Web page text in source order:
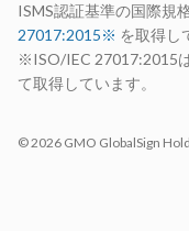
仕様・機能
構成例
99.99%稼働率保証
サポート
お申し込みの流れ
ISMS認証基準の国際規
27017:2015※ を取得し
※ISO/IEC 27017:2015
て取得しています。
© 2026 GMO GlobalSign